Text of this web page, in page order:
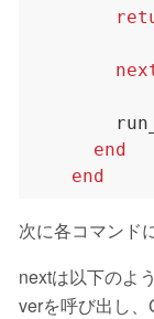
end
end
次に各コマンド
nextは以下のよ
verを呼び出し